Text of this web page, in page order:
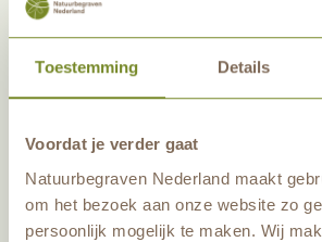
Toestemming Details
Voordat je verder gaat
Natuurbegraven Nederland maakt
om het bezoek aan onze website zo
persoonlijk mogelijk te maken. Wij